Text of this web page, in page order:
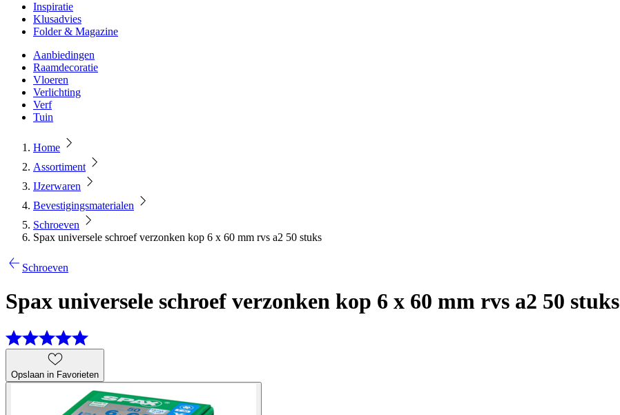
Inspiratie
Klusadvies
Folder & Magazine
Aanbiedingen
Raamdecoratie
Vloeren
Verlichting
Verf
Tuin
Home
Assortiment
IJzerwaren
Bevestigingsmaterialen
Schroeven
Spax universele schroef verzonken kop 6 x 60 mm rvs a2 50 stuks
Schroeven
Spax universele schroef verzonken kop 6 x 60 mm rvs a2 50 stuks
Opslaan in Favorieten